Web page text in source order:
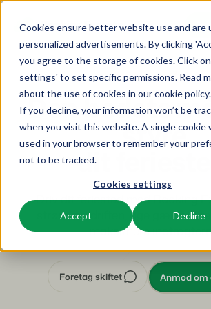
Cookies ensure better website use and are
personalized advertisements. By clicking
you agree to the storage of cookies. Click
settings' to set specific permissions. Read
about the use of cookies in our cookie policy.
If you decline, your information won’t be
when you visit this website. A single cookie
used in your browser to remember your
not to be tracked.
Cookies settings
Accept Decline
Platform
BEX PMS
Reservationssystem
Administrer alle dine backoffice-operationer.
Vis din beholdning på en blanding af kanaler.
Løsninger
Booking Experts til:
Villaer, bungalows, hytter og træhuse.
Hotelværelser, lejligheder og gæstehuse.
Resources
Viden
BEX Educate | Pro
Bliv ved med at lære, bliv ved med at lede
fritidsaktiviteter.
BEX Educate | NextGen
Priser
Overview
For Holiday Parks
For Campings
Make the Switch
PMS til feriesteder
Den bedste
styre
dit
Driv dit feriested med Booking
strømline driften, øge
maksimere
Foretag skiftet Anmod om